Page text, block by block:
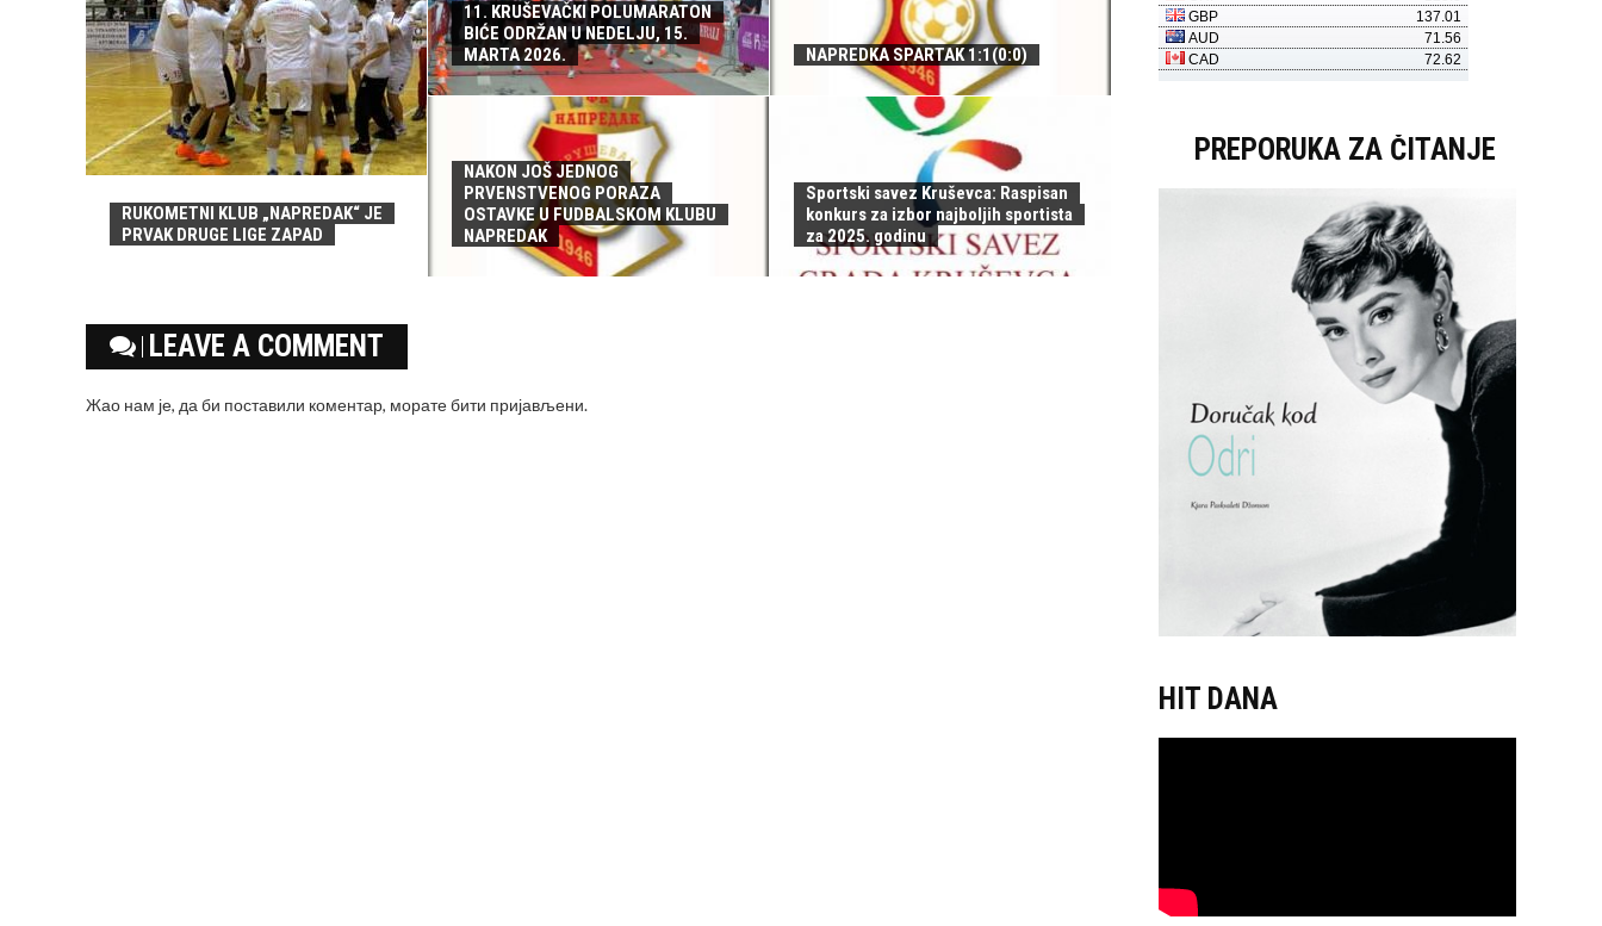
RUKOMETNI KLUB „NAPREDAK“ JE
PRVAK DRUGE LIGE ZAPAD
11. KRUŠEVAČKI POLUMARATON
BIĆE ODRŽAN U NEDELJU, 15.
MARTA 2026.
NAPREDKA SPARTAK 1:1(0:0)
NAKON JOŠ JEDNOG
PRVENSTVENOG PORAZA
OSTAVKE U FUDBALSKOM KLUBU
NAPREDAK
Sportski savez Kruševca: Raspisan
konkurs za izbor najboljih sportista
za 2025. godinu
LEAVE A COMMENT
Жао нам је, да би поставили коментар, моратебити пријављени.
PREPORUKA ZA ČITANJE
HIT DANA